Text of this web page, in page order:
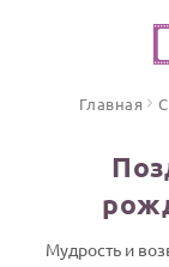
ПО ФОРМАТУ
ИНСТРУМЕНТЫ
Главная
Мудрость и